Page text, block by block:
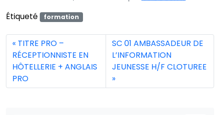
Étiqueté formation
TITRE PRO –
RÉCEPTIONNISTE EN
HÔTELLERIE + ANGLAIS
PRO
SC 01 AMBASSADEUR DE
L’INFORMATION
JEUNESSE H/F CLOTUREE